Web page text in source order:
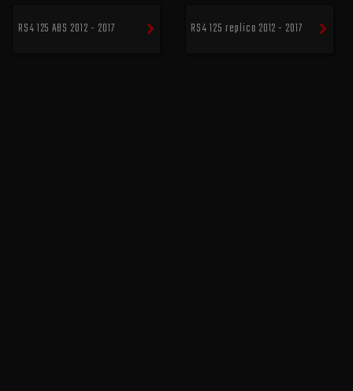
RS4 125 ABS 2012 - 2017 RS4 125 replica 2012 - 2017